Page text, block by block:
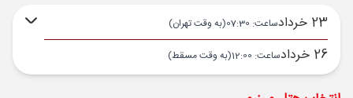
23 خرداد ساعت: 07:30 (به وقت تهران)
26 خرداد ساعت: 12:00 (به وقت مسقط)